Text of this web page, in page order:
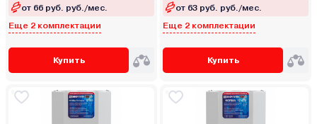
от 66 руб. руб./мес.
Еще 2 комплектации
Купить
от 63 руб. руб./мес.
Еще 2 комплектации
Купить